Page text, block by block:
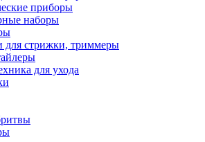
Машинки для снятия катышков
Сушилки для белья и обуви
техника
Приточно-вытяжные вентиляторы
Теплый пол
Обогреватели
приборы
наборы
стрижки, триммеры
для ухода